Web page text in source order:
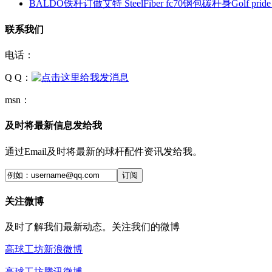
BALDO铁杆订做艾特 SteelFiber fc70钢包碳杆身Golf
联系我们
电话：
Q Q：
msn：
及时将最新信息发给我
通过Email及时将最新的球杆配件资讯发给我。
订阅
关注微博
及时了解我们最新动态。关注我们的微博
高球工坊新浪微博